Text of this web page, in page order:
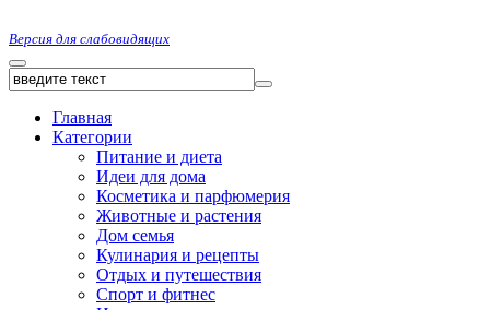
Версия для слабовидящих
Главная
Категории
Питание и диета
Идеи для дома
Косметика и парфюмерия
Животные и растения
Дом семья
Кулинария и рецепты
Отдых и путешествия
Спорт и фитнес